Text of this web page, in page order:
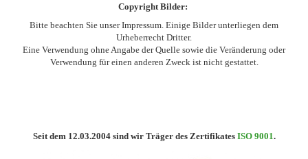
Copyright Bilder:
Bitte beachten Sie unser Impressum. Einige Bilder unterliegen dem
Urheberrecht Dritter.
Eine Verwendung ohne Angabe der Quelle sowie die Veränderung oder
Verwendung für einen anderen Zweck ist nicht gestattet.
Seit dem 12.03.2004 sind wir Träger des Zertifikates ISO 9001.